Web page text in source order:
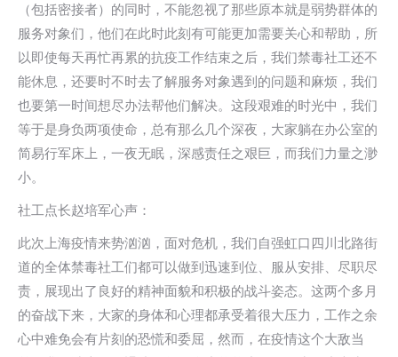
（包括密接者）的同时，不能忽视了那些原本就是弱势群体的
服务对象们，他们在此时此刻有可能更加需要关心和帮助，所
以即使每天再忙再累的抗疫工作结束之后，我们禁毒社工还不
能休息，还要时不时去了解服务对象遇到的问题和麻烦，我们
也要第一时间想尽办法帮他们解决。这段艰难的时光中，我们
等于是身负两项使命，总有那么几个深夜，大家躺在办公室的
简易行军床上，一夜无眠，深感责任之艰巨，而我们力量之渺
小。
社工点长赵培军心声：
此次上海疫情来势汹汹，面对危机，我们自强虹口四川北路街
道的全体禁毒社工们都可以做到迅速到位、服从安排、尽职尽
责，展现出了良好的精神面貌和积极的战斗姿态。这两个多月
的奋战下来，大家的身体和心理都承受着很大压力，工作之余
心中难免会有片刻的恐慌和委屈，然而，在疫情这个大敌当